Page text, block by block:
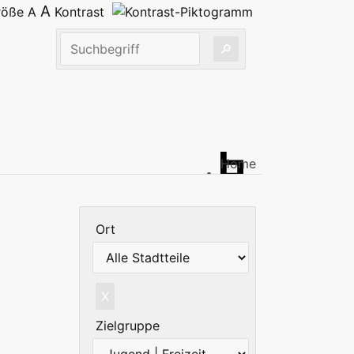
A A Kontrast
Home
Ort
X
Zielgruppe